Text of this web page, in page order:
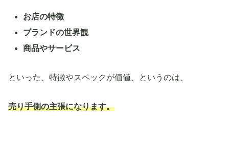
お店の特徴
ブランドの世界観
商品やサービス
といった、特徴やスペックが価値、というのは、
売り手側の主張になります。